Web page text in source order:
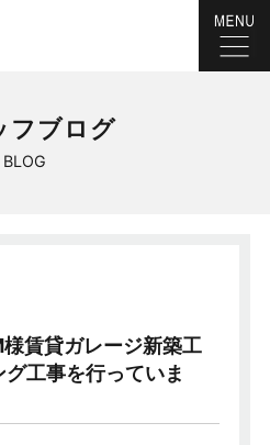
BLOG
フブログ
様賃貸ガレージ新築工
工事を行っていま